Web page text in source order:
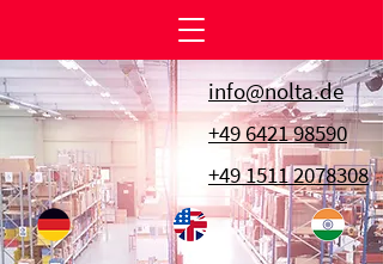
info@nolta.de
+49 6421 98590
+49 1511 2078308